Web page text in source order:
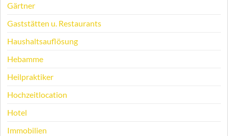
Gärtner
Gaststätten u. Restaurants
Haushaltsauflösung
Hebamme
Heilpraktiker
Hochzeitlocation
Hotel
Immobilien